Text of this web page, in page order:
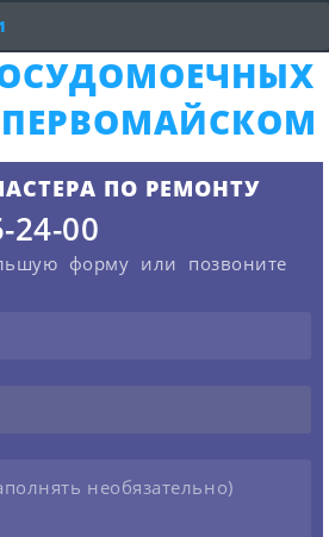
ПО РЕМОНТУ
24-00
форму или позвоните